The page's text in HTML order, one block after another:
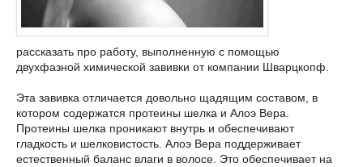
рассказать про работу, выполненную с помощью
двухфазной химической завивки от компании Шварцкопф.
Эта завивка отличается довольно щадящим составом, в
котором содержатся протеины шелка и Алоэ Вера.
Протеины шелка проникают внутрь и обеспечивают
гладкость и шелковистость. Алоэ Вера поддерживает
естественный баланс влаги в волосе. Это обеспечивает на